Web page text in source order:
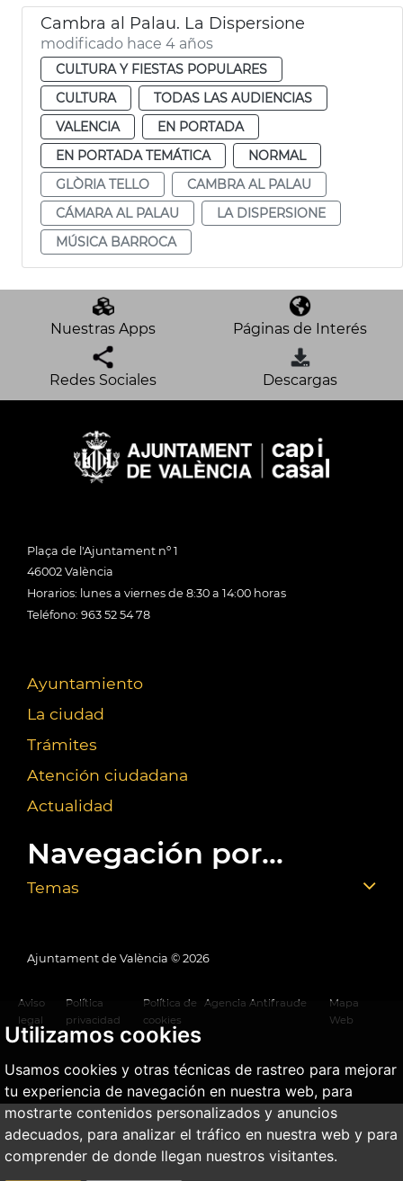
Utilizamos cookies
Usamos cookies y otras técnicas de rastreo para mejorar
tu experiencia de navegación en nuestra web, para
mostrarte contenidos personalizados y anuncios
adecuados, para analizar el tráfico en nuestra web y para
comprender de donde llegan nuestros visitantes.
Cambra al Palau. La Dispersione
modificado hace 4 años
CULTURA Y FIESTAS POPULARES
CULTURA
TODAS LAS AUDIENCIAS
VALENCIA
EN PORTADA
EN PORTADA TEMÁTICA
NORMAL
GLÒRIA TELLO
CAMBRA AL PALAU
CÁMARA AL PALAU
LA DISPERSIONE
MÚSICA BARROCA
Nuestras Apps Páginas de Interés
Redes Sociales Descargas
Plaça de l'Ajuntament nº 1
46002 València
Horarios: lunes a viernes de 8:30 a 14:00 horas
Teléfono: 963 52 54 78
Ayuntamiento
La ciudad
Trámites
Atención ciudadana
Actualidad
Navegación por...
Temas
Ajuntament de València © 2026
Aviso
legal
Política
privacidad
Política de
cookies
Agencia Antifraude
Mapa
Web